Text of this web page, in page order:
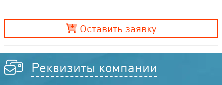
Оставить заявку
Реквизиты компании